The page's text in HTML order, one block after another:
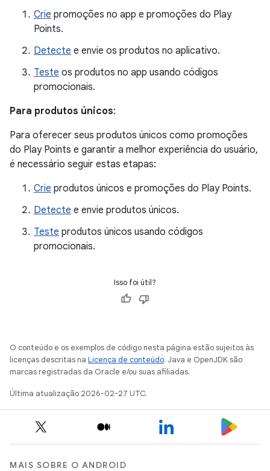
Crie promoções no app e promoções do Play
Points.
Detecte e envie os produtos no aplicativo.
Teste os produtos no app usando códigos
promocionais.
Para produtos únicos:
Para oferecer seus produtos únicos como promoções
do Play Points e garantir a melhor experiência do usuário,
é necessário seguir estas etapas:
Crie produtos únicos e promoções do Play Points.
Detecte e envie produtos únicos.
Teste produtos únicos usando códigos
promocionais.
Isso foi útil?
O conteúdo e os exemplos de código nesta página estão sujeitos às
licenças descritas na Licença de conteúdo. Java e OpenJDK são
marcas registradas da Oracle e/ou suas afiliadas.
Última atualização 2026-02-27 UTC.
MAIS SOBRE O ANDROID